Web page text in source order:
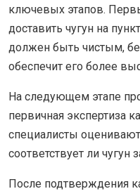
ключевых этапов.
доставить чугун на
должен быть чистым,
обеспечит его более
На следующем этапе
первичная экспертиза
специалисты
соответствует ли чугун
После подтверждения